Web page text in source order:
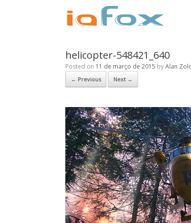
helicopter-548421_640
Posted on 11 de março de 2015 byAlan
← Previous Next →